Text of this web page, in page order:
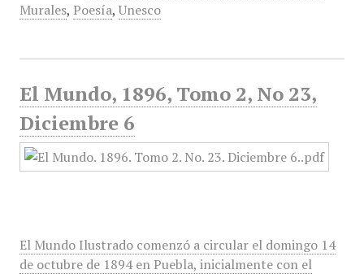
Murales, Poesía, Unesco
El Mundo, 1896, Tomo 2, No 23,
Diciembre 6
El Mundo Ilustrado comenzó a circular el domingo 14
de octubre de 1894 en Puebla, inicialmente con el